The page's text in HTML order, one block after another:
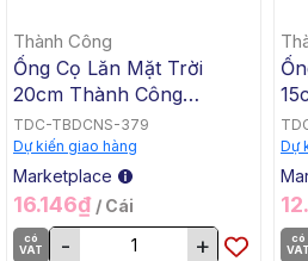
Thành Công
Ống Cọ Lăn Mặt Trời
20cm Thành Công
TCO24, 100 Cái/Thùng
TDC-TBDCNS-379
Dự kiến giao hàng
Marketplace
16.146₫ / Cái
có
VAT
- +
Dự
có
VAT